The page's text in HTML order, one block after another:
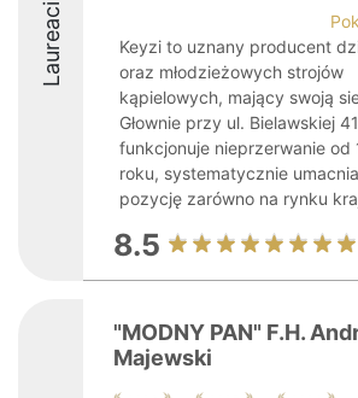
Laureaci
Keyzi to uznany producent
oraz młodzieżowych strojów
kąpielowych, mający swoją
Głownie przy ul. Bielawskiej
funkcjonuje nieprzerwanie od
roku, systematycznie
pozycję zarówno na rynku
8.5
"MODNY PAN" F.H.
Majewski